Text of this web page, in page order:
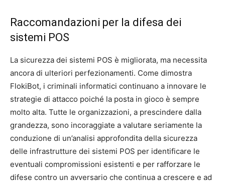
Raccomandazioni per la difesa dei
sistemi POS
La sicurezza dei sistemi POS è migliorata, ma necessita
ancora di ulteriori perfezionamenti. Come dimostra
FlokiBot, i criminali informatici continuano a innovare le
strategie di attacco poiché la posta in gioco è sempre
molto alta. Tutte le organizzazioni, a prescindere dalla
grandezza, sono incoraggiate a valutare seriamente la
conduzione di un’analisi approfondita della sicurezza
delle infrastrutture dei sistemi POS per identificare le
eventuali compromissioni esistenti e per rafforzare le
difese contro un avversario che continua a crescere e ad